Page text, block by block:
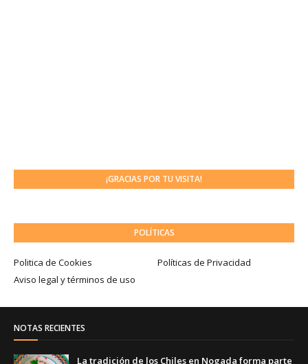
¡GRACIAS POR TU VISITA!
POLÍTICAS
Politica de Cookies
Políticas de Privacidad
Aviso legal y términos de uso
NOTAS RECIENTES
La tradición de los Chiles en Nogada forma parte